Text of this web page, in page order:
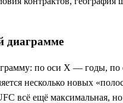
диаграмме
по оси X — годы, по
несколько новых
всё ещё максимальная,